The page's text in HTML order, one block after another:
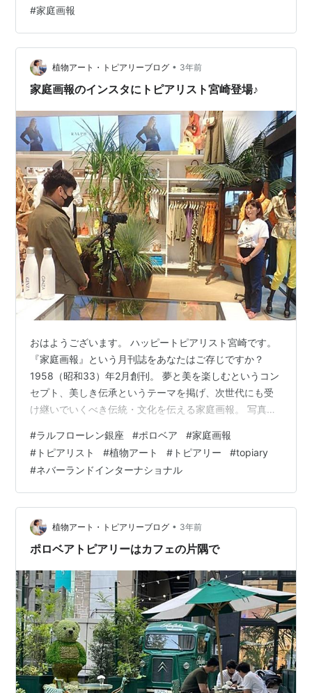
かりやすいのでさほど迷うことはないかと。 公共交通機
関利用の場合、JR那須塩原駅もしくは黒磯駅からバス
で、最寄りのバス停から徒歩5分ほど。一応新宿から直通
の高速バスもあるけど、2024年6月現在の時刻表だと下
りは夜便しかな…
#家庭画報
植物アート・トピアリーブログ • 3年前
家庭画報のインスタにトピアリスト宮崎登場♪
おはようございます。 ハッピートピアリスト宮崎です。
『家庭画報』という月刊誌をあなたはご存じですか？
1958（昭和33）年2月創刊。 夢と美を楽しむというコン
セプト、美しき伝承というテーマを掲げ、次世代にも受
け継いでいくべき伝統・文化を伝える家庭画報。 写真の
っと憧れの雑誌（というより1冊1冊が本！）でした。 そ
の『家庭画報』のインスタグラム にポロベアのシャツを
着てコメントする宮崎を発見!!! そういえばインタビュー
動画の事前チェックもしたような。 夢って願い続けてい
れば叶うんだなぁ。 このご縁がず～っと続くような、そ
んな気がしています…
#ラルフローレン銀座 #ポロベア #家庭画報
# トピアリスト #植物アート # トピアリー #topiary
#ネバーランドインターナショナル
植物アート・トピアリーブログ • 3年前
ポロベアトピアリーはカフェの片隅で